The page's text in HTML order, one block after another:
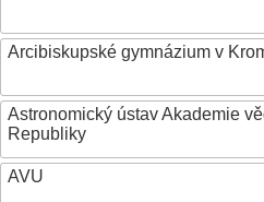
Arcibiskupské gymnázium v
Astronomický ústav Akademie
Republiky
AVU